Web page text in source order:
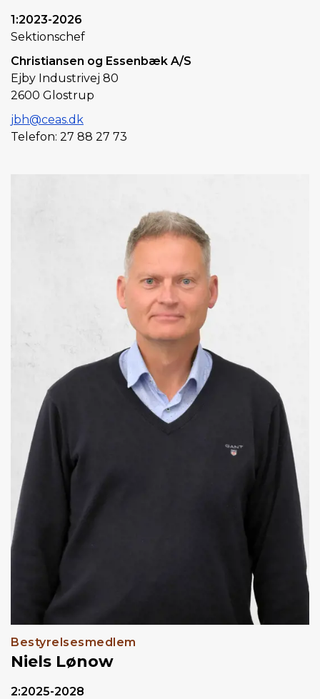
1:2023-2026
Sektionschef
Christiansen og Essenbæk A/S
Ejby Industrivej 80
2600 Glostrup
jbh@ceas.dk
Telefon: 27 88 27 73
Bestyrelsesmedlem
Niels Lønow
2:2025-2028